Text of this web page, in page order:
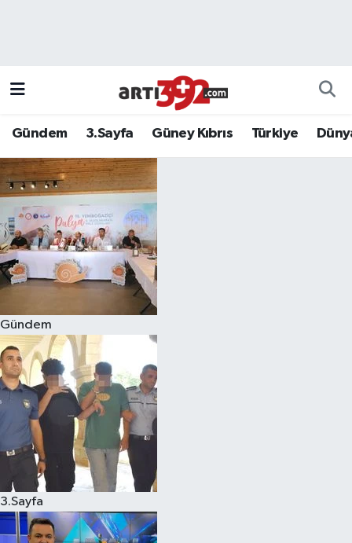
Gündem 3.Sayfa Güney Kıbrıs Türkiye
Gündem
3.Sayfa